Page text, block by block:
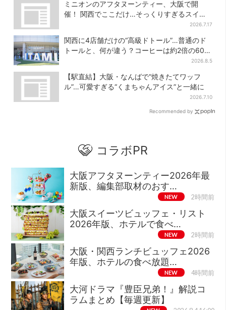
ミニオンのアフタヌーンティー、大阪で開
催！ 関西でここだけ…そっくりすぎるスイー
2026.7.17
関西に4店舗だけの“高級ドトール”…普通のド
トールと、何が違う？コーヒーは約2倍の600
2026.8.5
【駅直結】大阪・なんばで“焼きたてワッフ
ル”…可愛すぎる“くまちゃんアイス”と一緒に
2026.7.10
Recommended by
コラボPR
大阪アフタヌーンティー2026年最
新版、編集部取材のおす…
NEW 2時間前
大阪スイーツビュッフェ・リスト
2026年版、ホテルで食べ…
NEW 2時間前
大阪・関西ランチビュッフェ2026
年版、ホテルの食べ放題…
NEW 4時間前
大河ドラマ『豊臣兄弟！』解説コ
ラムまとめ【毎週更新】